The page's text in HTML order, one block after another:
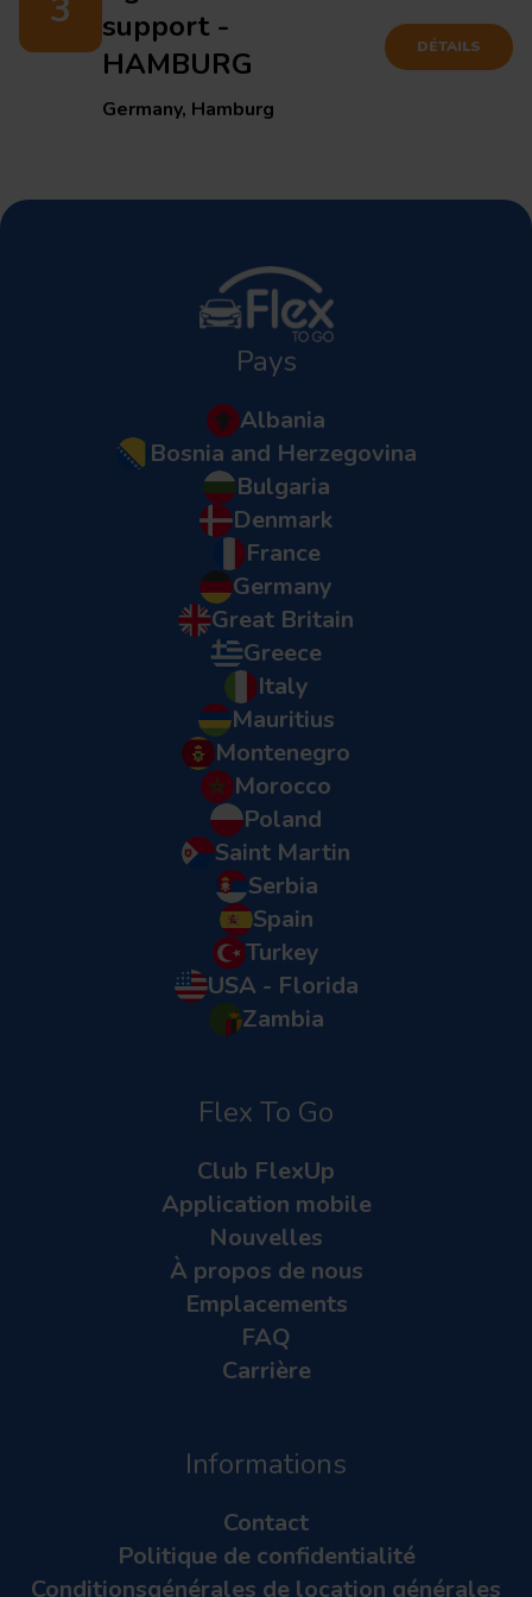
3
support -
HAMBURG
Germany, Hamburg
DÉTAILS
Pays
Albania
Bosnia and Herzegovina
Bulgaria
Denmark
France
Germany
Great Britain
Greece
Italy
Mauritius
Montenegro
Morocco
Poland
Saint Martin
Serbia
Spain
Turkey
USA - Florida
Zambia
Flex To Go
Club FlexUp
Application mobile
Nouvelles
À propos de nous
Emplacements
FAQ
Carrière
Informations
Contact
Politique de confidentialité
Conditionsgénérales de location générales